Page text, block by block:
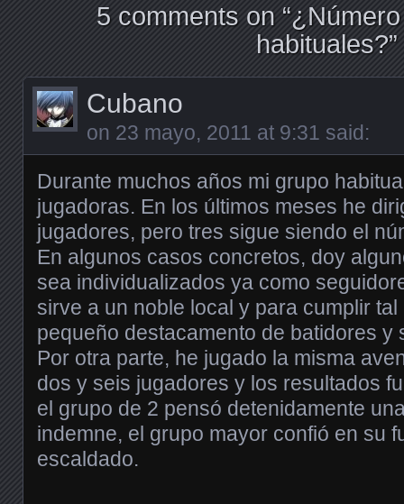
5 comments on “
habituales?”
Cubano
on 23 mayo, 2011 at 9:31 said:
Durante muchos años mi grupo
jugadoras. En los últimos meses he
jugadores, pero tres sigue siendo el
En algunos casos concretos, doy
sea individualizados ya como
sirve a un noble local y para cumplir
pequeño destacamento de batidores y
Por otra parte, he jugado la misma
dos y seis jugadores y los resultados
el grupo de 2 pensó detenidamente
indemne, el grupo mayor confió en su
escaldado.